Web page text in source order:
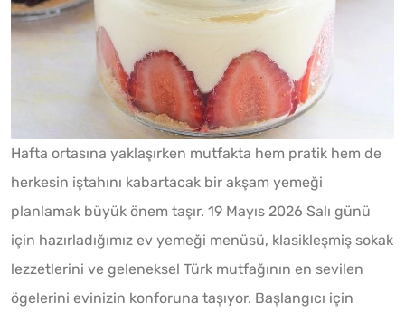
Hafta ortasına yaklaşırken mutfakta hem pratik hem de
herkesin iştahını kabartacak bir akşam yemeği
planlamak büyük önem taşır. 19 Mayıs 2026 Salı günü
için hazırladığımız ev yemeği menüsü, klasikleşmiş sokak
lezzetlerini ve geleneksel Türk mutfağının en sevilen
ögelerini evinizin konforuna taşıyor. Başlangıcı için